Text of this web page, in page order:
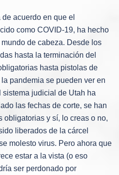
acuerdo en que el
como COVID-19, ha hecho
de cabeza. Desde los
hasta la terminación del
hasta pistolas de
pandemia se pueden ver en
judicial de Utah ha
las fechas de corte, se han
obligatorias y sí, lo creas o no,
liberados de la cárcel
molesto virus. Pero ahora que
estar a la vista (o eso
ser perdonado por